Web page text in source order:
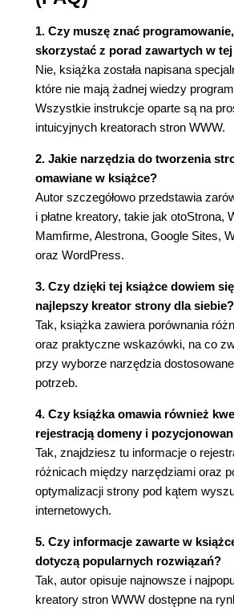
1. Czy muszę znać
skorzystać z porad zawartych w
Nie, książka została napisana
które nie mają żadnej wiedzy
Wszystkie instrukcje oparte są na
intuicyjnych kreatorach stron WWW.
2. Jakie narzędzia do tworzenia
omawiane w książce?
Autor szczegółowo przedstawia
i płatne kreatory, takie jak otoStrona,
Mamfirme, Alestrona, Google Sites,
oraz WordPress.
3. Czy dzięki tej książce dowiem
najlepszy kreator strony dla siebie?
Tak, książka zawiera porównania
oraz praktyczne wskazówki, na co
przy wyborze narzędzia
potrzeb.
4. Czy książka omawia również
rejestracją domeny i
Tak, znajdziesz tu informacje o
różnicach między narzędziami oraz
optymalizacji strony pod kątem
internetowych.
5. Czy informacje zawarte w
dotyczą popularnych rozwiązań?
Tak, autor opisuje najnowsze i
kreatory stron WWW dostępne na